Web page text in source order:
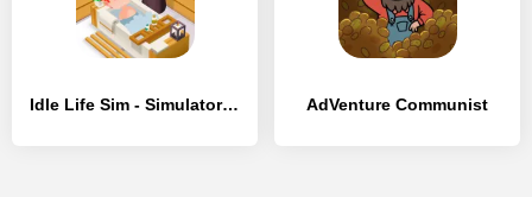
Idle Life Sim - Simulator Game AdVenture Communist